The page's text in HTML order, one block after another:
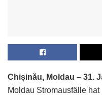
Chișinău, Moldau – 31.
Moldau Stromausfälle